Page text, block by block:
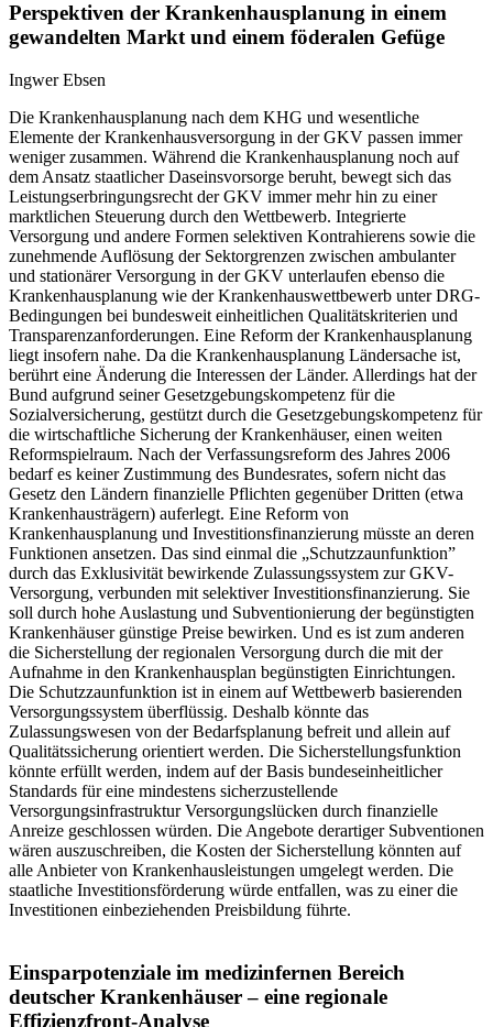
Perspektiven der Krankenhausplanung in einem
gewandelten Markt und einem föderalen Gefüge
Ingwer Ebsen
Die Krankenhausplanung nach dem KHG und wesentliche
Elemente der Krankenhausversorgung in der GKV passen immer
weniger zusammen. Während die Krankenhausplanung noch auf
dem Ansatz staatlicher Daseinsvorsorge beruht, bewegt sich das
Leistungserbringungsrecht der GKV immer mehr hin zu einer
marktlichen Steuerung durch den Wettbewerb. Integrierte
Versorgung und andere Formen selektiven Kontrahierens sowie die
zunehmende Auflösung der Sektorgrenzen zwischen ambulanter
und stationärer Versorgung in der GKV unterlaufen ebenso die
Krankenhausplanung wie der Krankenhauswettbewerb unter DRG-
Bedingungen bei bundesweit einheitlichen Qualitätskriterien und
Transparenzanforderungen. Eine Reform der Krankenhausplanung
liegt insofern nahe. Da die Krankenhausplanung Ländersache ist,
berührt eine Änderung die Interessen der Länder. Allerdings hat der
Bund aufgrund seiner Gesetzgebungskompetenz für die
Sozialversicherung, gestützt durch die Gesetzgebungskompetenz für
die wirtschaftliche Sicherung der Krankenhäuser, einen weiten
Reformspielraum. Nach der Verfassungsreform des Jahres 2006
bedarf es keiner Zustimmung des Bundesrates, sofern nicht das
Gesetz den Ländern finanzielle Pflichten gegenüber Dritten (etwa
Krankenhausträgern) auferlegt. Eine Reform von
Krankenhausplanung und Investitionsfinanzierung müsste an deren
Funktionen ansetzen. Das sind einmal die „Schutzzaunfunktion”
durch das Exklusivität bewirkende Zulassungssystem zur GKV-
Versorgung, verbunden mit selektiver Investitionsfinanzierung. Sie
soll durch hohe Auslastung und Subventionierung der begünstigten
Krankenhäuser günstige Preise bewirken. Und es ist zum anderen
die Sicherstellung der regionalen Versorgung durch die mit der
Aufnahme in den Krankenhausplan begünstigten Einrichtungen.
Die Schutzzaunfunktion ist in einem auf Wettbewerb basierenden
Versorgungssystem überflüssig. Deshalb könnte das
Zulassungswesen von der Bedarfsplanung befreit und allein auf
Qualitätssicherung orientiert werden. Die Sicherstellungsfunktion
könnte erfüllt werden, indem auf der Basis bundeseinheitlicher
Standards für eine mindestens sicherzustellende
Versorgungsinfrastruktur Versorgungslücken durch finanzielle
Anreize geschlossen würden. Die Angebote derartiger Subventionen
wären auszuschreiben, die Kosten der Sicherstellung könnten auf
alle Anbieter von Krankenhausleistungen umgelegt werden. Die
staatliche Investitionsförderung würde entfallen, was zu einer die
Investitionen einbeziehenden Preisbildung führte.
Einsparpotenziale im medizinfernen Bereich
deutscher Krankenhäuser – eine regionale
Effizienzfront-Analyse